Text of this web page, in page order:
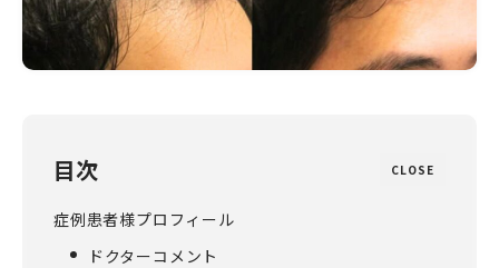
CLOSE
目次
症例患者様プロフィール
ドクターコメント